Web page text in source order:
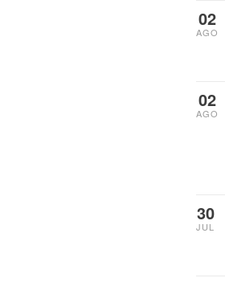
02
AGO
02
AGO
30
JUL